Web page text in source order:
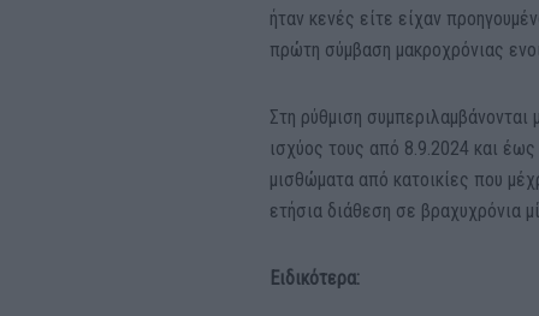
ήταν κενές είτε είχαν
πρώτη σύμβαση μακροχρόνιας
Στη ρύθμιση
ισχύος τους από 8.9.2024 και
μισθώματα από κατοικίες που
ετήσια διάθεση σε βραχυχρόνια
Ειδικότερα: